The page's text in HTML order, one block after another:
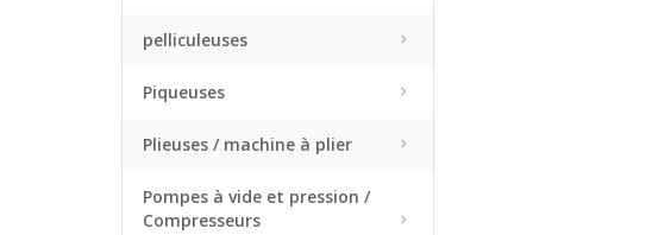
pelliculeuses
Piqueuses
Plieuses / machine à plier
Pompes à vide et pression /
Compresseurs